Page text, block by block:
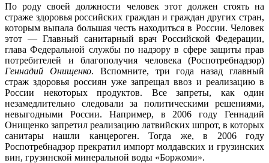
По роду своей должности человек этот должен стоять на
страже здоровья российских граждан и граждан других стран,
которым выпала большая честь находиться в России. Человек
этот — Главный санитарный врач Российской Федерации,
глава Федеральной службы по надзору в сфере защиты прав
потребителей и благополучия человека (Роспотребнадзор)
Геннадий Онищенко. Вспомните, три года назад главный
страж здоровья россиян уже запрещал ввоз и реализацию в
России некоторых продуктов. Все запреты, как один
незамедлительно следовали за политическими решениями,
невыгодными России. Например, в 2006 году Геннадий
Онищенко запретил реализацию латвийских шпрот, в которых
санитары нашли канцероген. Тогда же, в 2006 году
Роспотребнадзор прекратил импорт молдавских и грузинских
вин, грузинской минеральной воды «Боржоми».